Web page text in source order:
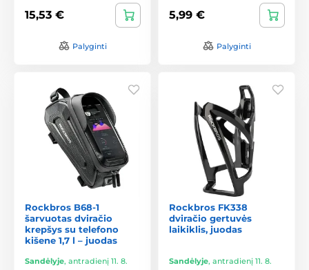
15,53 €
Palyginti
5,99 €
Palyginti
Rockbros B68-1
šarvuotas dviračio
krepšys su telefono
kišene 1,7 l – juodas
Sandėlyje, antradienį 11. 8.
Rockbros FK338
dviračio gertuvės
laikiklis, juodas
Sandėlyje, antradienį 11. 8.